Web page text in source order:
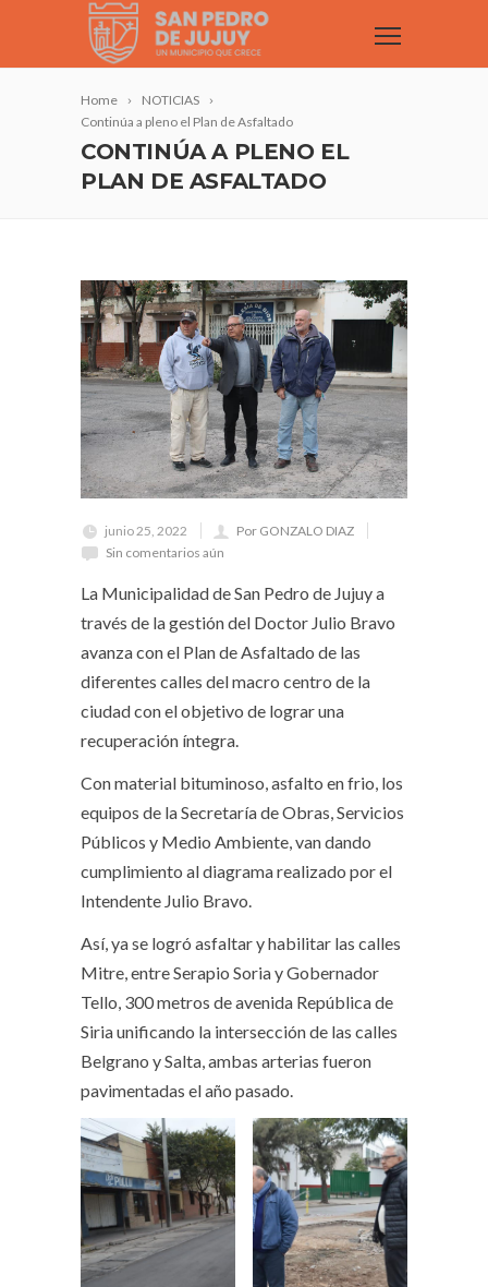
Home
NOTICIAS
Continúa a pleno el Plan de Asfaltado
CONTINÚA A PLENO EL
PLAN DE ASFALTADO
junio 25, 2022
Por GONZALO DIAZ
Sin comentarios aún
La Municipalidad de San Pedro de Jujuy a
través de la gestión del Doctor Julio Bravo
avanza con el Plan de Asfaltado de las
diferentes calles del macro centro de la
ciudad con el objetivo de lograr una
recuperación íntegra.
Con material bituminoso, asfalto en frio, los
equipos de la Secretaría de Obras, Servicios
Públicos y Medio Ambiente, van dando
cumplimiento al diagrama realizado por el
Intendente Julio Bravo.
Así, ya se logró asfaltar y habilitar las calles
Mitre, entre Serapio Soria y Gobernador
Tello, 300 metros de avenida República de
Siria unificando la intersección de las calles
Belgrano y Salta, ambas arterias fueron
pavimentadas el año pasado.